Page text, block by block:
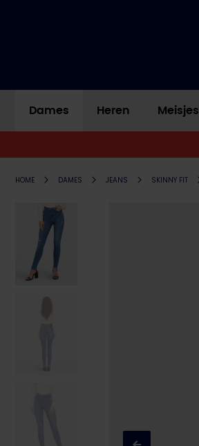
Dames Heren Meisjes
HOME DAMES JEANS SKINNY FIT